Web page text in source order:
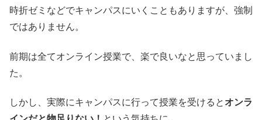
時折ゼミなどでキャンパスにいくこともありますが、強制
ではありません。
前期は全てオンライン授業で、楽で良いなと思っていまし
た。
しかし、実際にキャンパスに行って授業を受けると オンラ